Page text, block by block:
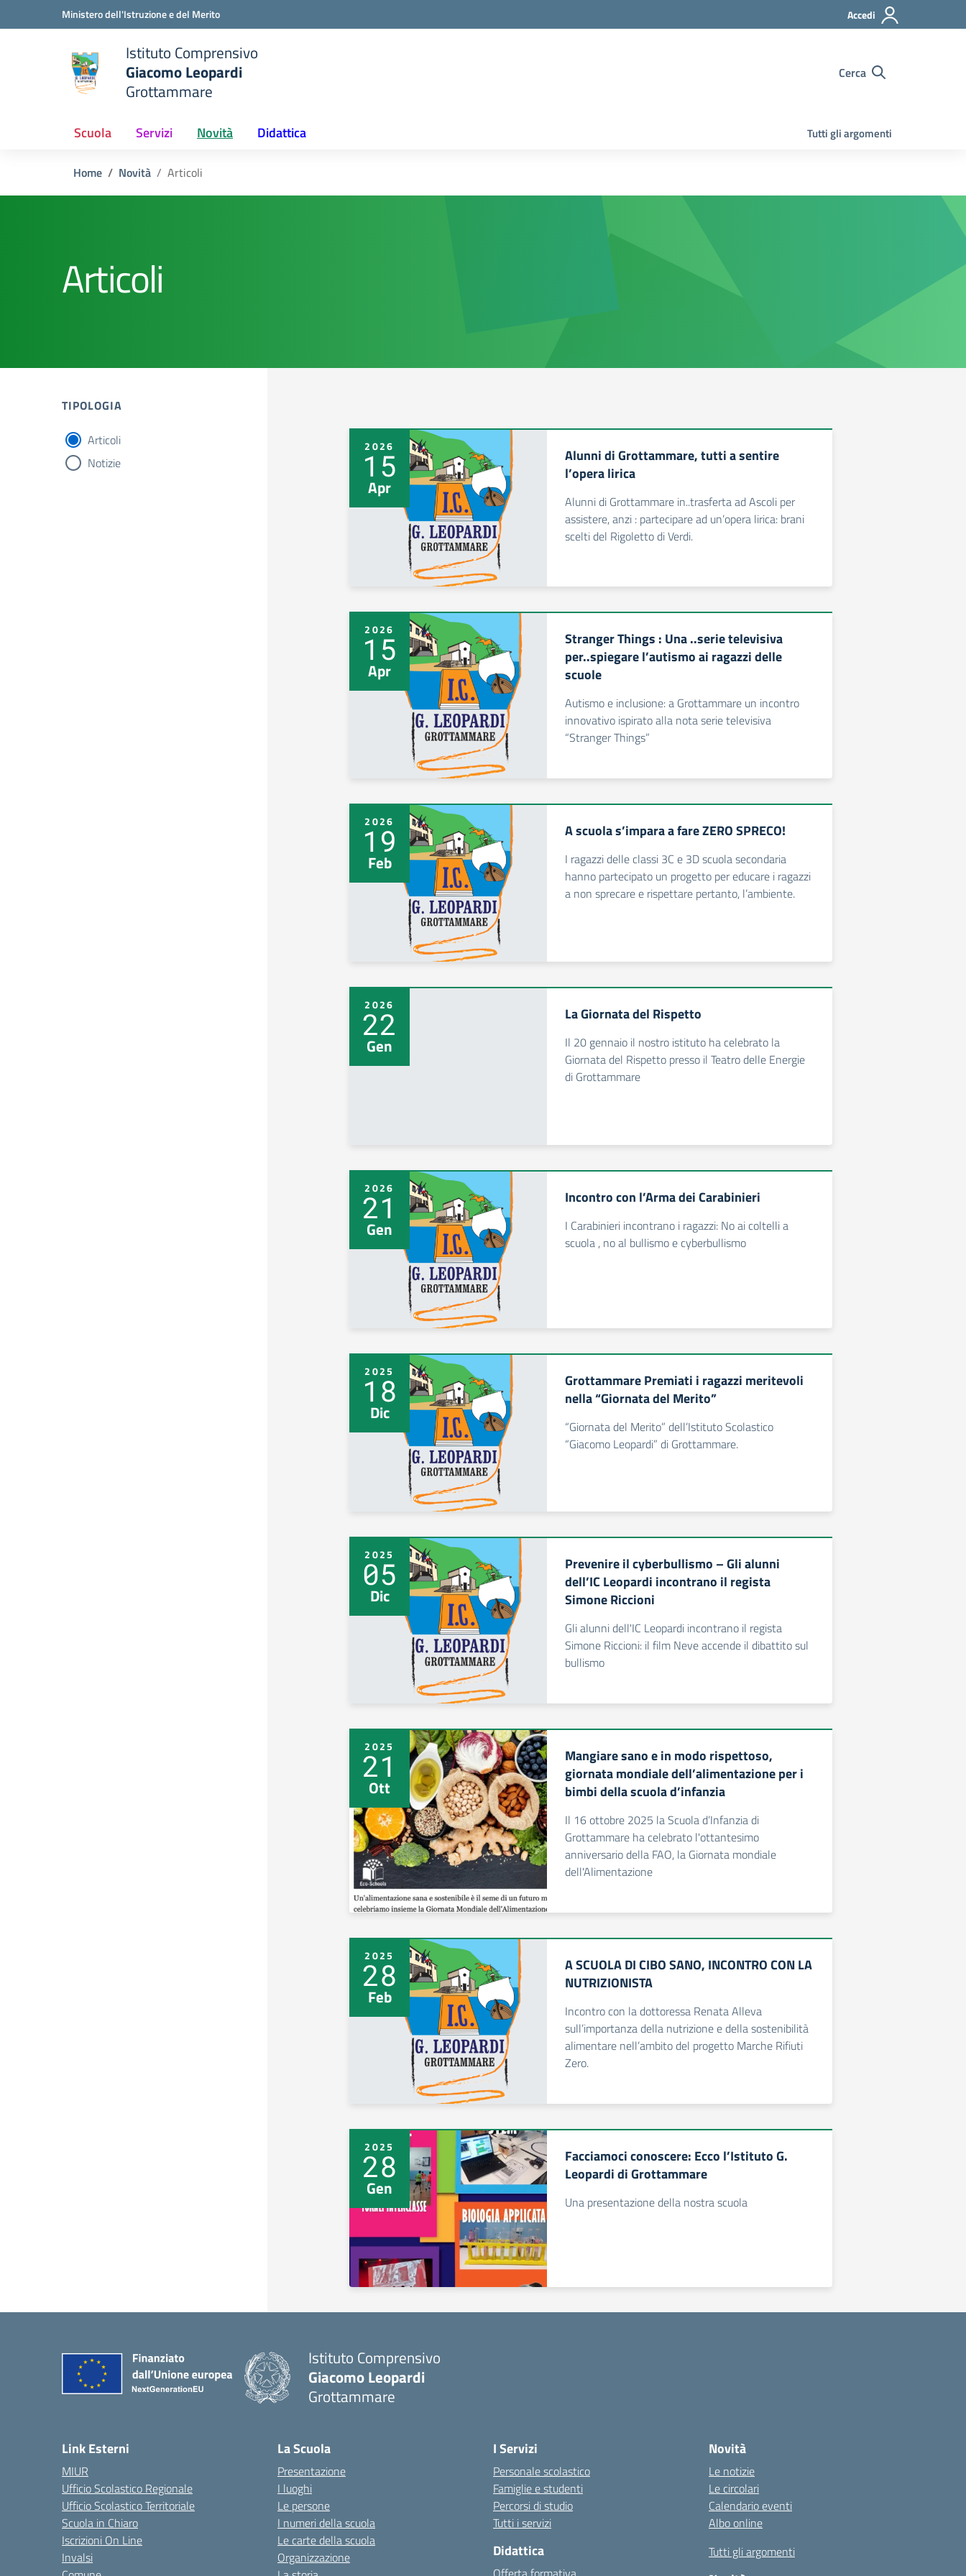
Vai ai contenuti
Vai al menu di navigazioneMinistero dell'Istruzione e del Merito Accedi
scuola
Istituto Comprensivo
Giacomo Leopardi
Grottammare
Cerca
Scuola Servizi Novità Didattica Tutti gli argomenti
Home Novità Articoli
Articoli
TIPOLOGIA
tipologia di articoli
Articoli
Notizie
2026
15
Apr
Alunni di Grottammare, tutti a sentire
l’opera lirica
Alunni di Grottammare in..trasferta ad Ascoli per
assistere, anzi : partecipare ad un’opera lirica: brani
scelti del Rigoletto di Verdi.
2026
15
Apr
Stranger Things : Una ..serie televisiva
per..spiegare l’autismo ai ragazzi delle
scuole
Autismo e inclusione: a Grottammare un incontro
innovativo ispirato alla nota serie televisiva
“Stranger Things”
2026
19
Feb
A scuola s’impara a fare ZERO SPRECO!
I ragazzi delle classi 3C e 3D scuola secondaria
hanno partecipato un progetto per educare i ragazzi
a non sprecare e rispettare pertanto, l’ambiente.
2026
22
Gen
La Giornata del Rispetto
Il 20 gennaio il nostro istituto ha celebrato la
Giornata del Rispetto presso il Teatro delle Energie
di Grottammare
2026
21
Gen
Incontro con l’Arma dei Carabinieri
I Carabinieri incontrano i ragazzi: No ai coltelli a
scuola , no al bullismo e cyberbullismo
2025
18
Dic
Grottammare Premiati i ragazzi meritevoli
nella “Giornata del Merito”
“Giornata del Merito” dell’Istituto Scolastico
“Giacomo Leopardi” di Grottammare.
2025
05
Dic
Prevenire il cyberbullismo – Gli alunni
dell’IC Leopardi incontrano il regista
Simone Riccioni
Gli alunni dell'IC Leopardi incontrano il regista
Simone Riccioni: il film Neve accende il dibattito sul
bullismo
2025
21
Ott
Mangiare sano e in modo rispettoso,
giornata mondiale dell’alimentazione per i
bimbi della scuola d’infanzia
Il 16 ottobre 2025 la Scuola d’Infanzia di
Grottammare ha celebrato l'ottantesimo
anniversario della FAO, la Giornata mondiale
dell'Alimentazione
2025
28
Feb
A SCUOLA DI CIBO SANO, INCONTRO CON LA
NUTRIZIONISTA
Incontro con la dottoressa Renata Alleva
sull’importanza della nutrizione e della sostenibilità
alimentare nell’ambito del progetto Marche Rifiuti
Zero.
2025
28
Gen
Facciamoci conoscere: Ecco l’Istituto G.
Leopardi di Grottammare
Una presentazione della nostra scuola
Istituto Comprensivo
Giacomo Leopardi
Grottammare
Link Esterni
MIUR
Ufficio Scolastico Regionale
Ufficio Scolastico Territoriale
Scuola in Chiaro
Iscrizioni On Line
Invalsi
La Scuola
Presentazione
I luoghi
Le persone
I numeri della scuola
Le carte della scuola
Organizzazione
I Servizi
Personale scolastico
Famiglie e studenti
Percorsi di studio
Tutti i servizi
Didattica
Novità
Le notizie
Le circolari
Calendario eventi
Albo online
Tutti gli argomenti